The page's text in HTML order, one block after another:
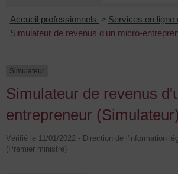
Accueil professionnels > Services en ligne
Simulateur de revenus d'un micro-
Simulateur
Simulateur de revenus
entrepreneur (Simulateur)
Vérifié le 11/01/2022 - Direction de l'information
(Premier ministre)